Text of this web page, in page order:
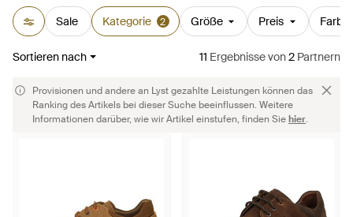
Sale Kategorie 2 Größe Preis Farbe
Sortieren nach 11 Ergebnissevon2 Partnern
Provisionen und andere an Lyst gezahlte Leistungen können das
Ranking des Artikels bei dieser Suche beeinflussen. Weitere
Informationen darüber, wie wir Artikel einstufen, finden Siehier.